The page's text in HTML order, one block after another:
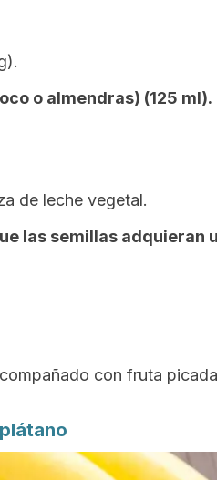
o almendras) (125 ml).
de leche vegetal.
las semillas adquieran
con fruta